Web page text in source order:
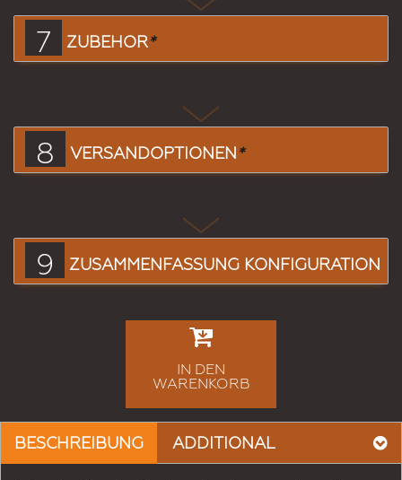
7 ZUBEHÖR*
8 VERSANDOPTIONEN*
9 ZUSAMMENFASSUNG KONFIGURATION
IN DEN
WARENKORB
BESCHREIBUNG ADDITIONAL